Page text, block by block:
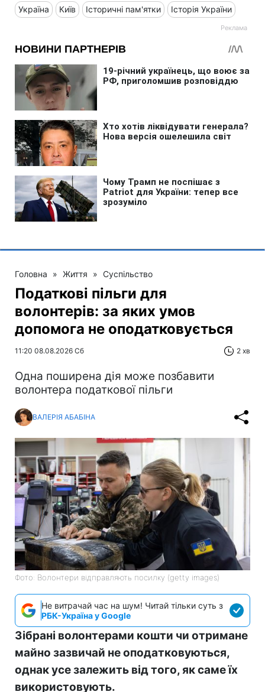
Україна Київ Історичні пам'ятки Історія України
Головна » Життя » Суспільство
Податкові пільги для
волонтерів: за яких умов
допомога не оподатковується
11:20 08.08.2026 Сб 2 хв
Одна поширена дія може позбавити
волонтера податкової пільги
ВАЛЕРІЯ АБАБІНА
Фото: Волонтери відправляють посилку (getty images)
Не витрачай час на шум! Читай тільки суть з
РБК-Україна у Google
Зібрані волонтерами кошти чи отримане
майно зазвичай не оподатковуються,
однак усе залежить від того, як саме їх
використовують.